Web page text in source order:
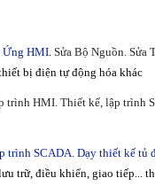
Ứng HMI. Sửa Bộ Nguồn. Sửa
bị điện tự động hóa khác
HMI. Thiết kế, lập trình
trình SCADA.Dạy thiết kế tủ
trữ, điều khiển, giao tiếp...